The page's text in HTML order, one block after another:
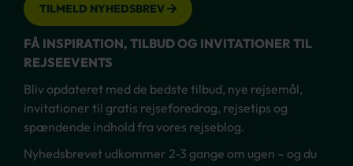
TILMELD NYHEDSBREV
FÅ INSPIRATION, TILBUD OG INVITATIONER TIL
REJSEEVENTS
Bliv opdateret med de bedste tilbud, nye rejsemål,
invitationer til gratis rejseforedrag, rejsetips og
spændende indhold fra vores rejseblog.
Nyhedsbrevet udkommer 2-3 gange om ugen – og du